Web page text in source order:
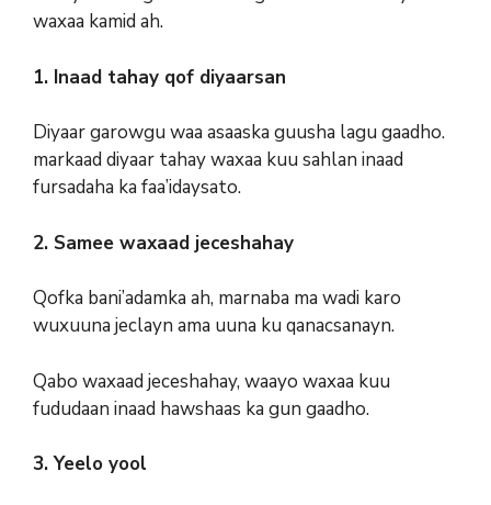
waxaa kamid ah.
1. Inaad tahay qof diyaarsan
Diyaar garowgu waa asaaska guusha lagu gaadho.
markaad diyaar tahay waxaa kuu sahlan inaad
fursadaha ka faa’idaysato.
2. Samee waxaad jeceshahay
Qofka bani’adamka ah, marnaba ma wadi karo
wuxuuna jeclayn ama uuna ku qanacsanayn.
Qabo waxaad jeceshahay, waayo waxaa kuu
fududaan inaad hawshaas ka gun gaadho.
3. Yeelo yool